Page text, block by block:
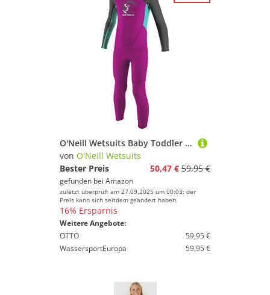
O'Neill Wetsuits Baby Toddler Reactor II 2mm Back Zip Full Wetsuit Neoprenanzug, Berry/Light Aqua/Graphite, 6
von O'Neill Wetsuits
Bester Preis
50,47 € 59,95 €
gefunden bei Amazon
zuletzt überprüft am 27.09.2025 um 00:03; der
Preis kann sich seitdem geändert haben.
16% Ersparnis
Weitere Angebote:
OTTO
59,95 €
WassersportEuropa
59,95 €